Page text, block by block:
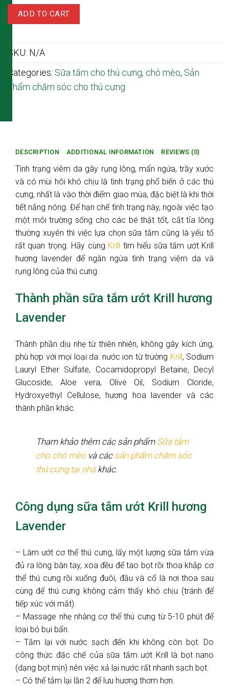
Sữa
cho
chó
mèo
hương
ADD TO CART
SKU: N/A
Categories: Sữa tắm cho thú cưng, chó mèo, Sản
phẩm chăm sóc cho thú cưng
DESCRIPTION ADDITIONAL INFORMATION REVIEWS (0)
Tình trạng viêm da gây rụng lông, mẩn ngứa, trầy xước
và có mùi hôi khó chịu là tình trạng phổ biến ở các thú
cưng, nhất là vào thời điểm giao mùa, đặc biệt là khi thời
tiết nắng nóng. Để hạn chế tình trạng này, ngoài việc tạo
một môi trường sống cho các bé thật tốt, cắt tỉa lông
thường xuyên thì việc lựa chọn sữa tắm cũng là yếu tố
rất quan trọng. Hãy cùng Krill
tìm hiểu sữa tắm ướt Krill
hương lavender để ngăn ngừa tình trạng viêm da và
rụng lông của thú cưng.
Thành phần sữa tắm ướt Krill hương
Lavender
Thành phần dịu nhẹ từ thiên nhiên, không gây kích ứng,
phù hợp với mọi loại da: nước ion từ trường Krill, Sodium
Lauryl Ether Sulfate, Cocamidopropyl Betaine, Decyl
Glucoside, Aloe vera, Olive Oil, Sodium Cloride,
Hydroxyethyl Cellulose, hương hoa lavender và các
thành phần khác.
Tham khảo thêm các sản phẩm Sữa tắm
cho chó mèo và các sản phẩm chăm sóc
thú cưng tại nhàkhác.
Công dụng sữa tắm ướt Krill hương
Lavender
– Làm ướt cơ thể thú cưng, lấy một lượng sữa tắm vừa
đủ ra lòng bàn tay, xoa đều để tao bọt rồi thoa khắp cơ
thể thú cưng rồi xuống đuôi, đầu và cổ là nơi thoa sau
cùng để thú cưng không cảm thấy khó chịu (tránh để
tiếp xúc với mắt).
– Massage nhẹ nhàng cơ thể thú cưng từ 5-10 phút để
loại bỏ bụi bẩn.
– Tắm lại với nước sạch đến khi không còn bọt. Do
công thức đặc chế của sữa tắm ướt Krill là bọt nano
(dạng bọt mịn) nên việc xả lại nước rất nhanh sạch bọt.
– Có thể tắm lại lần 2 để lưu hương thơm hơn.